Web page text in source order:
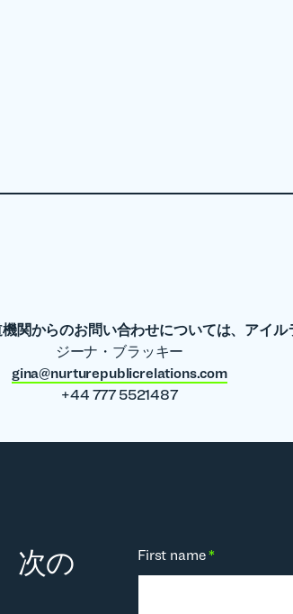
関からのお問い合わせについては、アイル
ジーナ・ブラッキー
gina@nurturepublicrelations.com
+44 777 5521487
次の
First name*